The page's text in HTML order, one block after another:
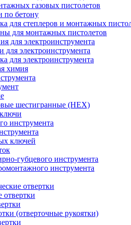
газовых пистолетов
по бетону
для степлеров и монтажных
для монтажных пистолетов
для электроинструмента
для электроинструмента
для электроинструмента
химия
шестигранные (HEX)
инструмента
ключей
губцевого инструмента
инструмента
отвертки
(отверточные рукоятки)